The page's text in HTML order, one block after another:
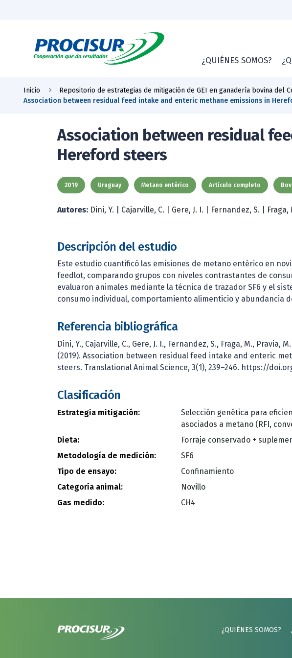
¿QUIÉNES SOMOS?
Inicio Repositorio de estrategias de mitigación de GEI en ganadería bovina del
Association between residual feed intake and enteric methane emissions in
Association between residual
Hereford steers
2019 Uruguay Metano entérico Artículo completo
Autores: Dini, Y. Cajarville, C. Gere, J. I. Fernandez, S. Fraga,
Descripción del estudio
Este estudio cuantificó las emisiones de metano entérico en
feedlot, comparando grupos con niveles contrastantes de
evaluaron animales mediante la técnica de trazador SF6 y el
consumo individual, comportamiento alimenticio y abundancia
Referencia bibliográfica
Dini, Y., Cajarville, C., Gere, J. I., Fernandez, S., Fraga, M., Pravia,
(2019). Association between residual feed intake and enteric
steers. Translational Animal Science, 3(1), 239–246. https://
Clasificación
Estrategia mitigación:
Selección genética para
asociados a metano (RFI,
Dieta:
Forraje conservado +
Metodología de medición:
SF6
Tipo de ensayo:
Confinamiento
Categoría animal:
Novillo
Gas medido:
CH4
¿QUIÉNES SOMOS?